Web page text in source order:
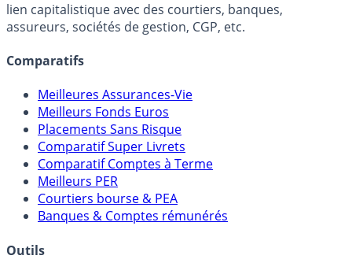
lien capitalistique avec des courtiers, banques,
assureurs, sociétés de gestion, CGP, etc.
Comparatifs
Meilleures Assurances-Vie
Meilleurs Fonds Euros
Placements Sans Risque
Comparatif Super Livrets
Comparatif Comptes à Terme
Meilleurs PER
Courtiers bourse & PEA
Banques & Comptes rémunérés
Outils